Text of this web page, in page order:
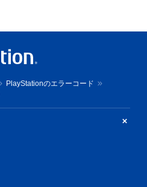
PlayStationのエラーコード